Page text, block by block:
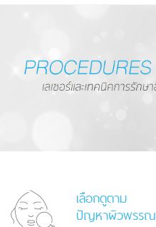
เลือกดูตาม
ปัญหาผิวพรรณ